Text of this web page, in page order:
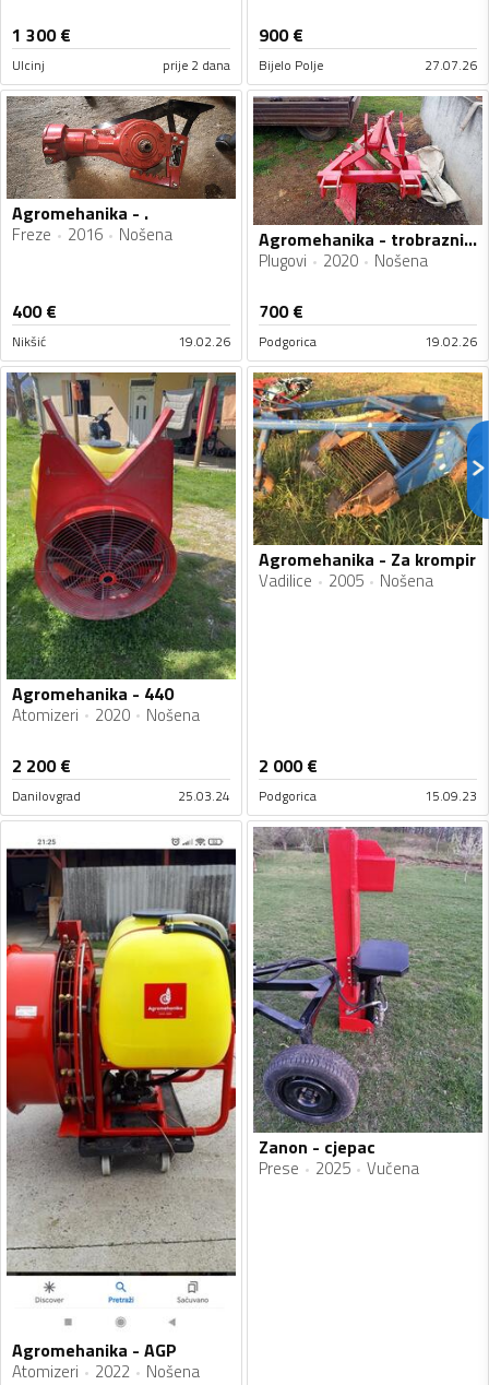
1 300€
Ulcinj prije 2 dana
900€
Bijelo Polje 27.07.26
Agromehanika - .
Freze 2016 Nošena
400€
Nikšić 19.02.26
Agromehanika - trobrazni plug
Plugovi 2020 Nošena
700€
Podgorica 19.02.26
Agromehanika - 440
Atomizeri 2020 Nošena
2 200€
Danilovgrad 25.03.24
Agromehanika - Za krompir
Vadilice 2005 Nošena
2 000€
Podgorica 15.09.23
Agromehanika - AGP
Atomizeri 2022 Nošena
Zanon - cjepac
Prese 2025 Vučena